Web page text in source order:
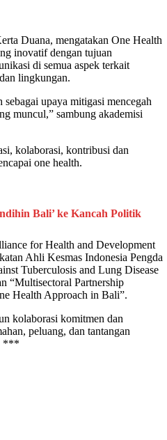
Duana, mengatakan One Health
inovatif dengan tujuan
di semua aspek terkait
lingkungan.
upaya mitigasi mencegah
muncul,” sambung akademisi
kolaborasi, kontribusi dan
one health.
Bali’ ke Kancah Politik
for Health and Development
Ahli Kesmas Indonesia Pengda
Tuberculosis and Lung Disease
“Multisectoral Partnership
Health Approach in Bali”.
kolaborasi komitmen dan
peluang, dan tantangan
***